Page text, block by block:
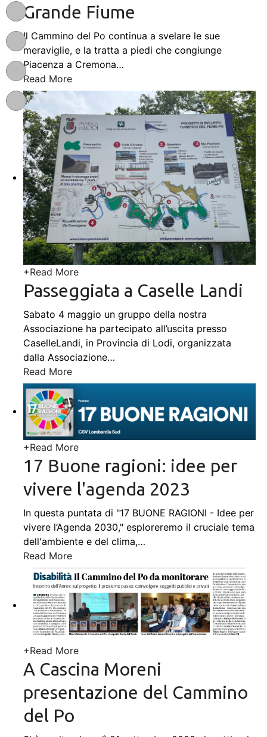
Grande Fiume
Il Cammino del Po continua a svelare le sue
meraviglie, e la tratta a piedi che congiunge
Piacenza a Cremona…
Read More
+Read More
Passeggiata a Caselle Landi
Sabato 4 maggio un gruppo della nostra
Associazione ha partecipato all’uscita presso
CaselleLandi, in Provincia di Lodi, organizzata
dalla Associazione…
Read More
+Read More
17 Buone ragioni: idee per
vivere l'agenda 2023
In questa puntata di "17 BUONE RAGIONI - Idee per
vivere l’Agenda 2030," esploreremo il cruciale tema
dell'ambiente e del clima,…
Read More
+Read More
A Cascina Moreni
presentazione del Cammino
del Po